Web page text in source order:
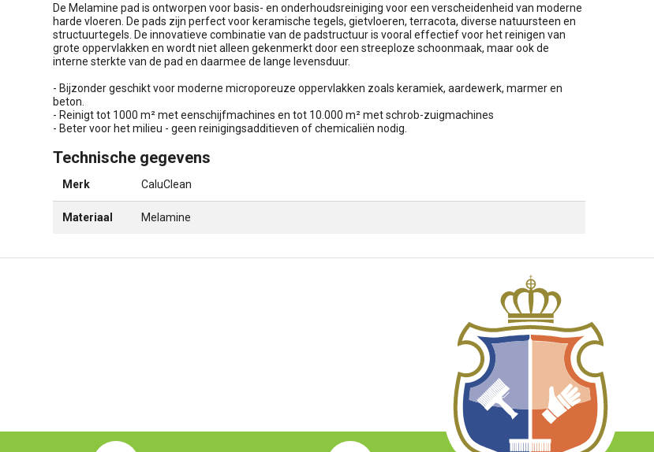
De Melamine pad is ontworpen voor basis- en onderhoudsreiniging voor een verscheidenheid van moderne
harde vloeren. De pads zijn perfect voor keramische tegels, gietvloeren, terracota, diverse natuursteen en
structuurtegels. De innovatieve combinatie van de padstructuur is vooral effectief voor het reinigen van
grote oppervlakken en wordt niet alleen gekenmerkt door een streeploze schoonmaak, maar ook de
interne sterkte van de pad en daarmee de lange levensduur.
- Bijzonder geschikt voor moderne microporeuze oppervlakken zoals keramiek, aardewerk, marmer en
beton.
- Reinigt tot 1000 m² met eenschijfmachines en tot 10.000 m² met schrob-zuigmachines
- Beter voor het milieu - geen reinigingsadditieven of chemicaliën nodig.
Technische gegevens
Merk CaluClean
Materiaal Melamine